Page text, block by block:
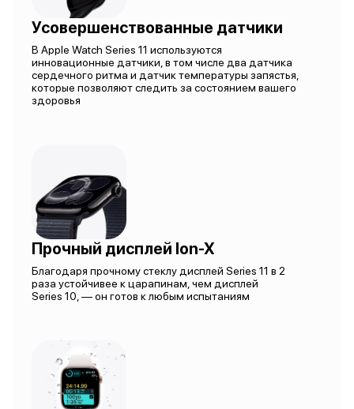
Усовершенствованные датчики
В Apple Watch Series 11 используются
инновационные датчики, в том числе два датчика
сердечного ритма и датчик температуры запястья,
которые позволяют следить за состоянием вашего
здоровья
Прочный дисплей Ion-X
Благодаря прочному стеклу дисплей Series 11 в 2
раза устойчивее к царапинам, чем дисплей
Series 10, — он готов к любым испытаниям